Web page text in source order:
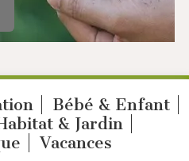
Bébé & Enfant
& Jardin
Vacances